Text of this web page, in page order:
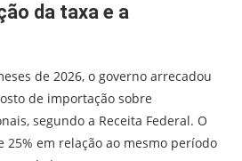
da taxa e a
de 2026, o governo arrecadou
de importação sobre
segundo a Receita Federal. O
em relação ao mesmo período